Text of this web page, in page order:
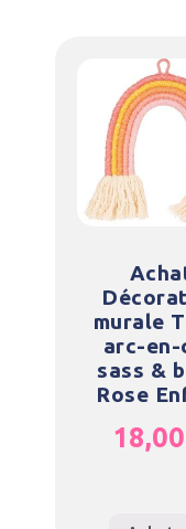
murale
arc-
sass &
Rose
18,00